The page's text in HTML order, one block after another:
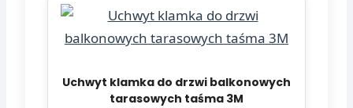
Uchwyt klamka do drzwi balkonowych
tarasowych taśma 3M